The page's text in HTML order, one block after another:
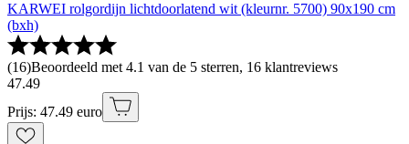
KARWEI rolgordijn lichtdoorlatend wit (kleurnr. 5700) 90x190 cm
(bxh)
(16)Beoordeeld met 4.1 van de 5 sterren, 16 klantreviews
47.49
Prijs: 47.49 euro